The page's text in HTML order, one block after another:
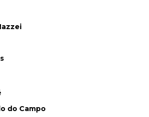
do Campo